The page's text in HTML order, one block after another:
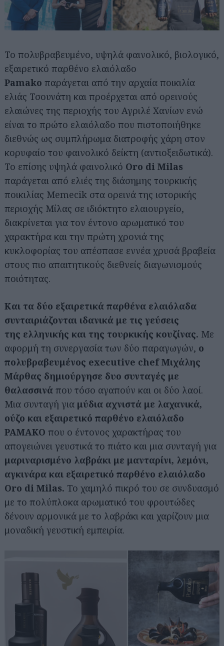
Το πολυβραβευμένο, υψηλά φαινολικό, βιολογικό,
εξαιρετικό παρθένο ελαιόλαδο
Pamako παράγεται από την αρχαία ποικιλία
ελιάς Τσουνάτη και προέρχεται από ορεινούς
ελαιώνες της περιοχής του Αγριλέ Χανίων ενώ
είναι το πρώτο ελαιόλαδο που πιστοποιήθηκε
διεθνώς ως συμπλήρωμα διατροφής χάρη στον
κορυφαίο του φαινολικό δείκτη (αντιοξειδωτικά).
Το επίσης υψηλά φαινολικό Oro di Milas
παράγεται από ελιές της διάσημης τουρκικής
ποικιλίας Memecik στα ορεινά της ιστορικής
περιοχής Μίλας σε ιδιόκτητο ελαιουργείο,
διακρίνεται για τον έντονο αρωματικό του
χαρακτήρα και την πρώτη χρονιά της
κυκλοφορίας του απέσπασε εννέα χρυσά βραβεία
στους πιο απαιτητικούς διεθνείς διαγωνισμούς
ποιότητας.
Και τα δύο εξαιρετικά παρθένα ελαιόλαδα
συνταιριάζονται ιδανικά με τις γεύσεις
της ελληνικής και της τουρκικής κουζίνας. Με
αφορμή τη συνεργασία των δύο παραγωγών, ο
πολυβραβευμένος executive chef Μιχάλης
Μάρθας δημιούργησε δυο συνταγές με
θαλασσινά που τόσο αγαπούν και οι δύο λαοί.
Μια συνταγή για μύδια αχνιστά με λαχανικά,
ούζο και εξαιρετικό παρθένο ελαιόλαδο
PAMAKO που ο έντονος χαρακτήρας του
απογειώνει γευστικά το πιάτο και μια συνταγή για
μαριναρισμένο λαβράκι με μανταρίνι, λεμόνι,
αγκινάρα και εξαιρετικό παρθένο ελαιόλαδο
Oro di Milas. Το χαμηλό πικρό του σε συνδυασμό
με το πολύπλοκα αρωματικό του φρουτώδες
δένουν αρμονικά με το λαβράκι και χαρίζουν μια
μοναδική γευστική εμπειρία.